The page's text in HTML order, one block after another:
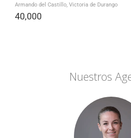
Armando del Castillo, Victoria de Durango
40,000
Nuestros